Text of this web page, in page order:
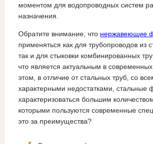
моментом для водопроводных систем
назначения.
Обратите внимание, что нержавеющие
применяться как для трубопроводов из
так и для стыковки комбинированных
что является актуальным в
этом, в отличие от стальных труб, со
характерными недостатками, стальные
характеризоваться большим
которыми пользуются современные
это за преимущества?